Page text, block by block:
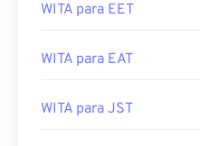
WITA para EET
WITA para EAT
WITA para JST